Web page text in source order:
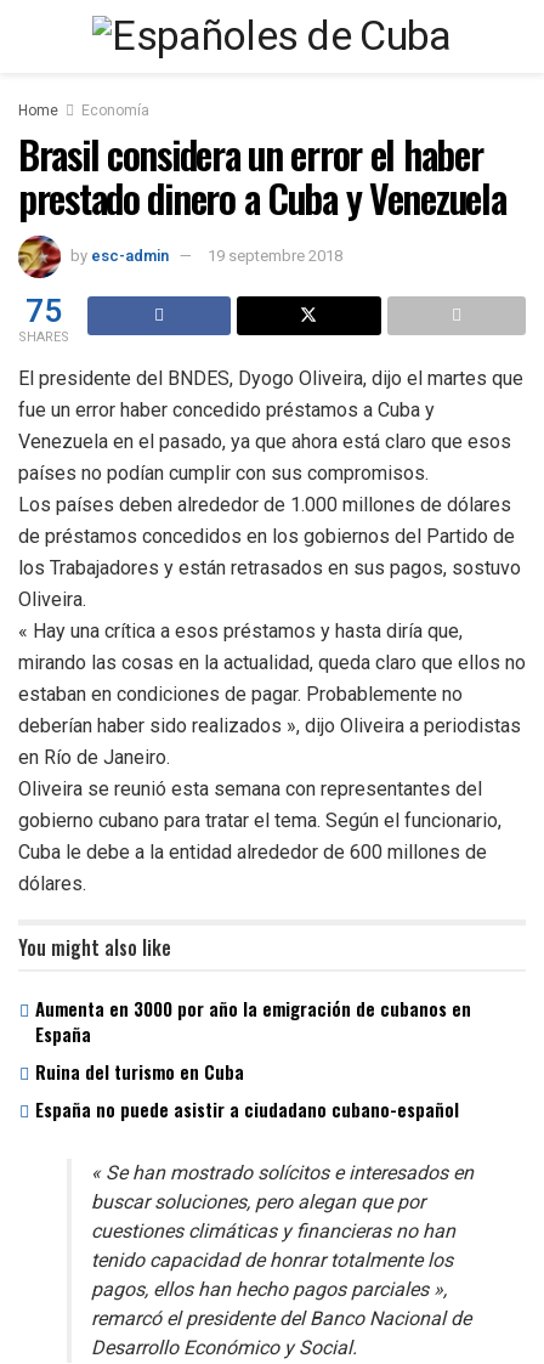
Home Economía
Brasil considera un error el haber
prestado dinero a Cuba y Venezuela
by esc-admin 19 septembre 2018
75
SHARES
El presidente del BNDES, Dyogo Oliveira, dijo el martes que
fue un error haber concedido préstamos a Cuba y
Venezuela en el pasado, ya que ahora está claro que esos
países no podían cumplir con sus compromisos.
Los países deben alrededor de 1.000 millones de dólares
de préstamos concedidos en los gobiernos del Partido de
los Trabajadores y están retrasados en sus pagos, sostuvo
Oliveira.
« Hay una crítica a esos préstamos y hasta diría que,
mirando las cosas en la actualidad, queda claro que ellos no
estaban en condiciones de pagar. Probablemente no
deberían haber sido realizados », dijo Oliveira a periodistas
en Río de Janeiro.
Oliveira se reunió esta semana con representantes del
gobierno cubano para tratar el tema. Según el funcionario,
Cuba le debe a la entidad alrededor de 600 millones de
dólares.
You might also like
Aumenta en 3000 por año la emigración de cubanos en
España
Ruina del turismo en Cuba
España no puede asistir a ciudadano cubano-español
« Se han mostrado solícitos e interesados en
buscar soluciones, pero alegan que por
cuestiones climáticas y financieras no han
tenido capacidad de honrar totalmente los
pagos, ellos han hecho pagos parciales »,
remarcó el presidente del Banco Nacional de
Desarrollo Económico y Social.